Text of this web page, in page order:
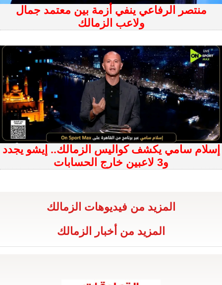
منتصر الرفاعي ينفي أزمة بين معتمد جمال
ولاعب الزمالك
إسلام سامي يكشف كواليس الزمالك.. إيشو يجدد
و3 لاعبين خارج الحسابات
المزيد من فيديوهات الزمالك
المزيد من أخبار الزمالك